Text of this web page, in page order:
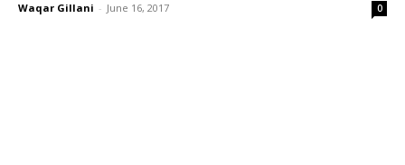
Waqar Gillani - June 16, 2017 0